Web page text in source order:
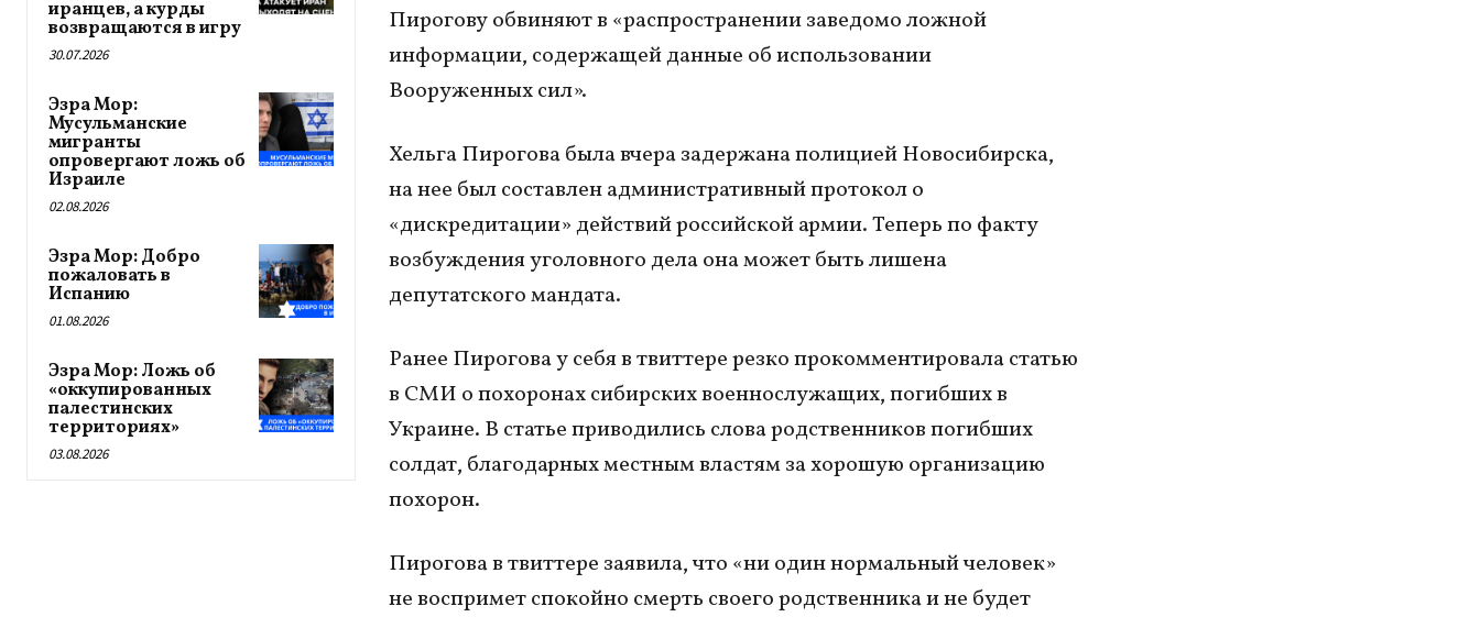
иранцев, а курды
возвращаются в игру
30.07.2026
Эзра Мор:
Мусульманские
мигранты
опровергают ложь об
Израиле
02.08.2026
Эзра Мор: Добро
пожаловать в
Испанию
01.08.2026
Эзра Мор: Ложь об
«оккупированных
палестинских
территориях»
03.08.2026
Пирогову обвиняют в «распространении заведомо ложной
информации, содержащей данные об использовании
Вооруженных сил».
Хельга Пирогова была вчера задержана полицией Новосибирска,
на нее был составлен административный протокол о
«дискредитации» действий российской армии. Теперь по факту
возбуждения уголовного дела она может быть лишена
депутатского мандата.
Ранее Пирогова у себя в твиттере резко прокомментировала статью
в СМИ о похоронах сибирских военнослужащих, погибших в
Украине. В статье приводились слова родственников погибших
солдат, благодарных местным властям за хорошую организацию
похорон.
Пирогова в твиттере заявила, что «ни один нормальный человек»
не воспримет спокойно смерть своего родственника и не будет